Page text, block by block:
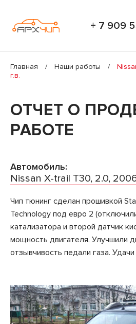
+ 7 909
Главная / Наши работы /
г.в.
ОТЧЕТ О
РАБОТЕ
Автомобиль:
Nissan X-trail T30, 2.0,
Чип тюнинг сделан прошивкой
Technology под евро 2
катализатора и второй датчик
мощность двигателя. Улучшили
отзывчивость педали газа. Удачи